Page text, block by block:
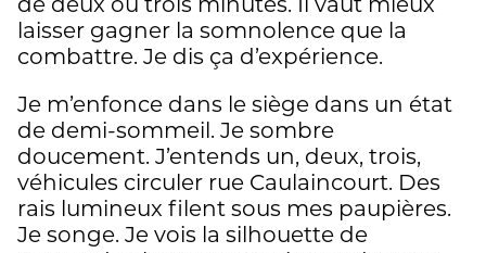
laisser gagner la somnolence que la
combattre. Je dis ça d’expérience.
Je m’enfonce dans le siège dans un état
de demi-sommeil. Je sombre
doucement. J’entends un, deux, trois,
véhicules circuler rue Caulaincourt. Des
rais lumineux filent sous mes paupières.
Je songe. Je vois la silhouette de